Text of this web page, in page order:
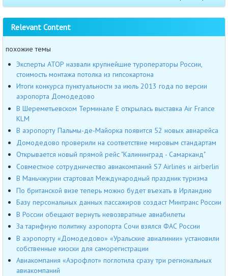
Relevant Content
похожие темы
Эксперты АТОР назвали крупнейшие туроператоры России,
стоимость монтажа потолка из гипсокартона
Итоги конкурса пунктуальности за июль 2013 года по версии
аэропорта Домодедово
В Шереметьевском Терминале Е открылась выставка Air France
KLM
В аэропорту Пальмы-де-Майорка появится 52 новых авиарейса
Домодедово проверили на соответствие мировым стандартам
Открывается новый прямой рейс "Калининград - Самарканд"
Совместное сотрудничество авиакомпаний S7 Airlines и airberlin
В Маньчжурии стартовал Международный праздник туризма
По британской визе теперь можно будет въехать в Ирландию
Базу персональных данных пассажиров создаст Минтранс России
В России обещают вернуть невозвратные авиабилеты
За тарифную политику аэропорта Сочи взялся ФАС России
В аэропорту «Домодедово» «Уральские авиалинии» установили
собственные киоски для саморегистрации
Авиакомпания «Аэрофлот» поглотила сразу три региональных
авиакомпаний